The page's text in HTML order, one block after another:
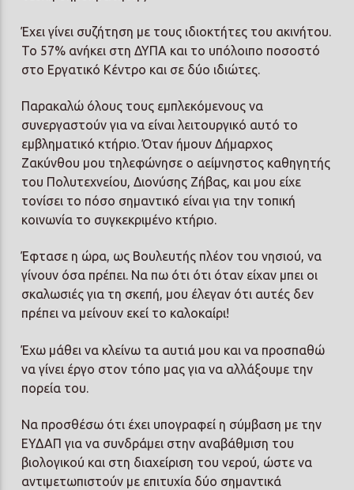
Έχει γίνει συζήτηση με τους ιδιοκτήτες του ακινήτου.
Το 57% ανήκει στη ΔΥΠΑ και το υπόλοιπο ποσοστό
στο Εργατικό Κέντρο και σε δύο ιδιώτες.
Παρακαλώ όλους τους εμπλεκόμενους να
συνεργαστούν για να είναι λειτουργικό αυτό το
εμβληματικό κτήριο. Όταν ήμουν Δήμαρχος
Ζακύνθου μου τηλεφώνησε ο αείμνηστος καθηγητής
του Πολυτεχνείου, Διονύσης Ζήβας, και μου είχε
τονίσει το πόσο σημαντικό είναι για την τοπική
κοινωνία το συγκεκριμένο κτήριο.
Έφτασε η ώρα, ως Βουλευτής πλέον του νησιού, να
γίνουν όσα πρέπει. Να πω ότι ότι όταν είχαν μπει οι
σκαλωσιές για τη σκεπή, μου έλεγαν ότι αυτές δεν
πρέπει να μείνουν εκεί το καλοκαίρι!
Έχω μάθει να κλείνω τα αυτιά μου και να προσπαθώ
να γίνει έργο στον τόπο μας για να αλλάξουμε την
πορεία του.
Να προσθέσω ότι έχει υπογραφεί η σύμβαση με την
ΕΥΔΑΠ για να συνδράμει στην αναβάθμιση του
βιολογικού και στη διαχείριση του νερού, ώστε να
αντιμετωπιστούν με επιτυχία δύο σημαντικά